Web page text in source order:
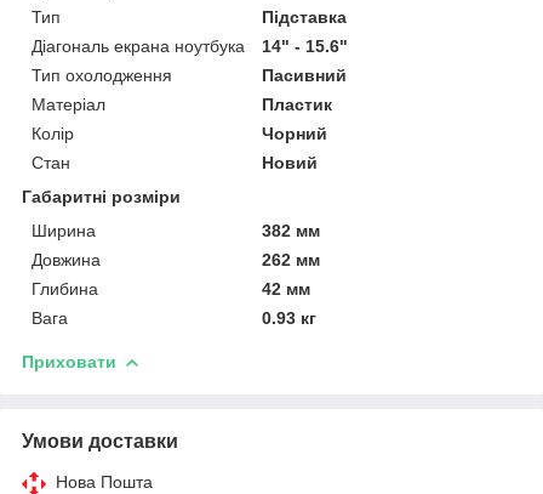
Тип
Підставка
Діагональ екрана ноутбука
14" - 15.6"
Тип охолодження
Пасивний
Матеріал
Пластик
Колір
Чорний
Стан
Новий
Габаритні розміри
Ширина
382 мм
Довжина
262 мм
Глибина
42 мм
Вага
0.93 кг
Приховати
Умови доставки
Нова Пошта